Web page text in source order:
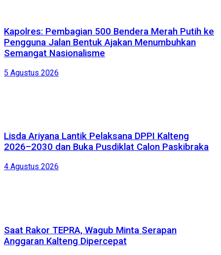
Kapolres: Pembagian 500 Bendera Merah Putih ke
Pengguna Jalan Bentuk Ajakan Menumbuhkan
Semangat Nasionalisme
5 Agustus 2026
Lisda Ariyana Lantik Pelaksana DPPI Kalteng
2026–2030 dan Buka Pusdiklat Calon Paskibraka
4 Agustus 2026
Saat Rakor TEPRA, Wagub Minta Serapan
Anggaran Kalteng Dipercepat